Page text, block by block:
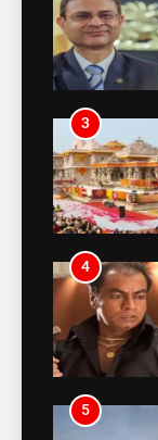
4
5
6
3
4
5